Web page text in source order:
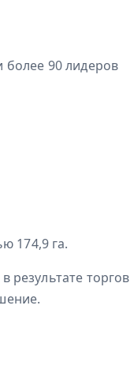
более 90 лидеров
174,9 га.
результате торгов